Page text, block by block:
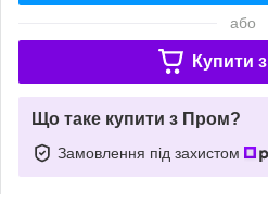
або
Купити з
Що таке купити з Пром?
Замовлення під захистом